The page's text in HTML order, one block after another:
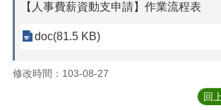
【人事費薪資動支申請】作業流程表
doc(81.5 KB)
修改時間：103-08-27
回